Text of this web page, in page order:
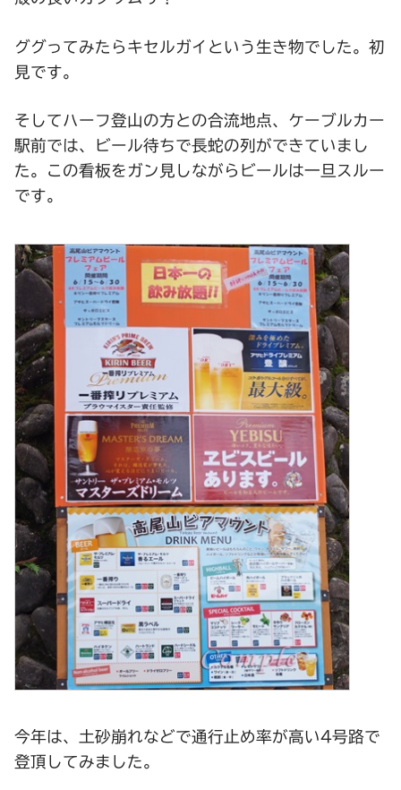
ググってみたらキセルガイという生き物でした。初
見です。
そしてハーフ登山の方との合流地点、ケーブルカー
駅前では、ビール待ちで長蛇の列ができていまし
た。この看板をガン見しながらビールは一旦スルー
です。
今年は、土砂崩れなどで通行止め率が高い4号路で
登頂してみました。